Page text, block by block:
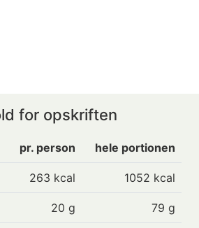
for opskriften
pr. person hele portionen
263 kcal 1052 kcal
20 g 79 g